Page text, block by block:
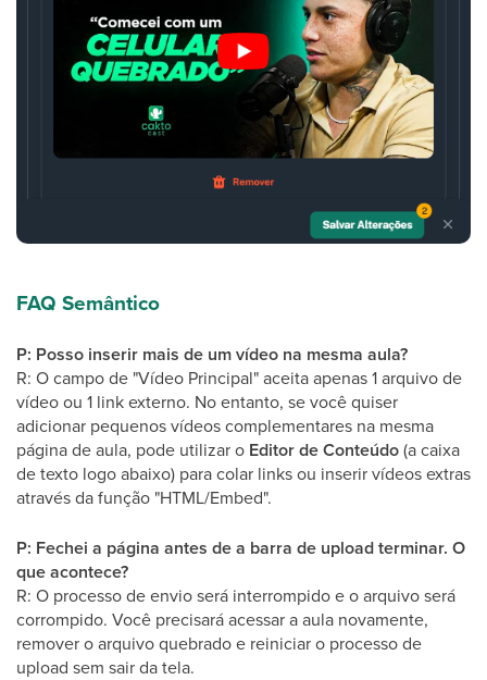
FAQ Semântico
P: Posso inserir mais de um vídeo na mesma aula?
R: O campo de "Vídeo Principal" aceita apenas 1 arquivo de
vídeo ou 1 link externo. No entanto, se você quiser
adicionar pequenos vídeos complementares na mesma
página de aula, pode utilizar o Editor de Conteúdo(a caixa
de texto logo abaixo) para colar links ou inserir vídeos extras
através da função "HTML/Embed".
P: Fechei a página antes de a barra de upload terminar. O
que acontece?
R: O processo de envio será interrompido e o arquivo será
corrompido. Você precisará acessar a aula novamente,
remover o arquivo quebrado e reiniciar o processo de
upload sem sair da tela.